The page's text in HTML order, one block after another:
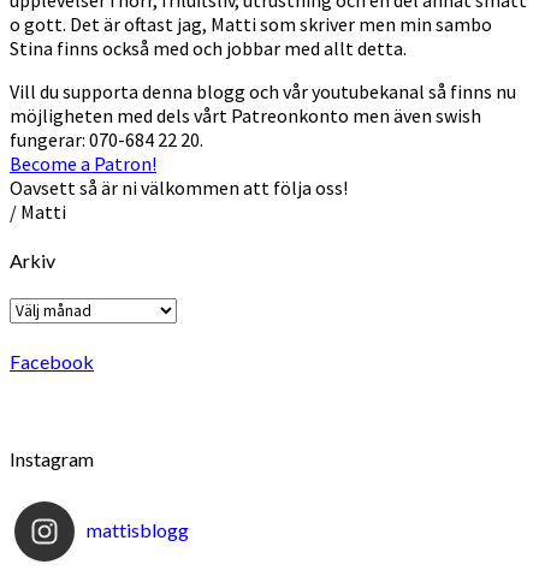
o gott. Det är oftast jag, Matti som skriver men min sambo
Stina finns också med och jobbar med allt detta.
Vill du supporta denna blogg och vår youtubekanal så finns nu
möjligheten med dels vårt Patreonkonto men även swish
fungerar: 070-684 22 20.
Become a Patron!
Oavsett så är ni välkommen att följa oss!
/ Matti
Arkiv
Arkiv
Facebook
Instagram
mattisblogg